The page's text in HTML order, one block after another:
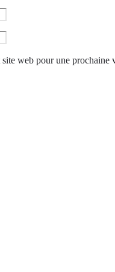
web pour une prochaine